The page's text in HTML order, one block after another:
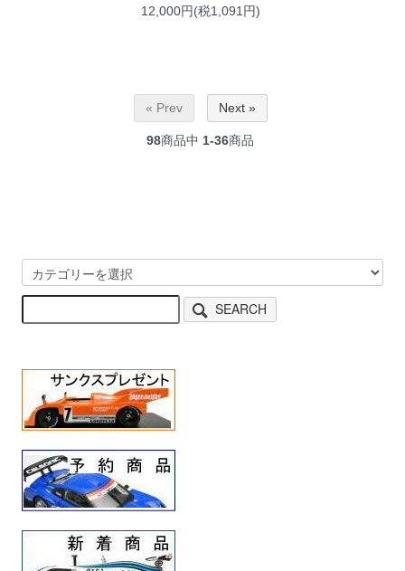
12,000円(税1,091円)
« Prev Next »
98商品中 1-36商品
SEARCH